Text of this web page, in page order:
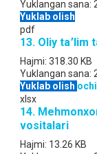
Yuklangan sana:
Yuklab olish
pdf
13. Oliy ta՚lim
Hajmi: 318.30 KB
Yuklangan sana:
Yuklab olish
xlsx
14.
vositalari
Hajmi: 13.26 KB